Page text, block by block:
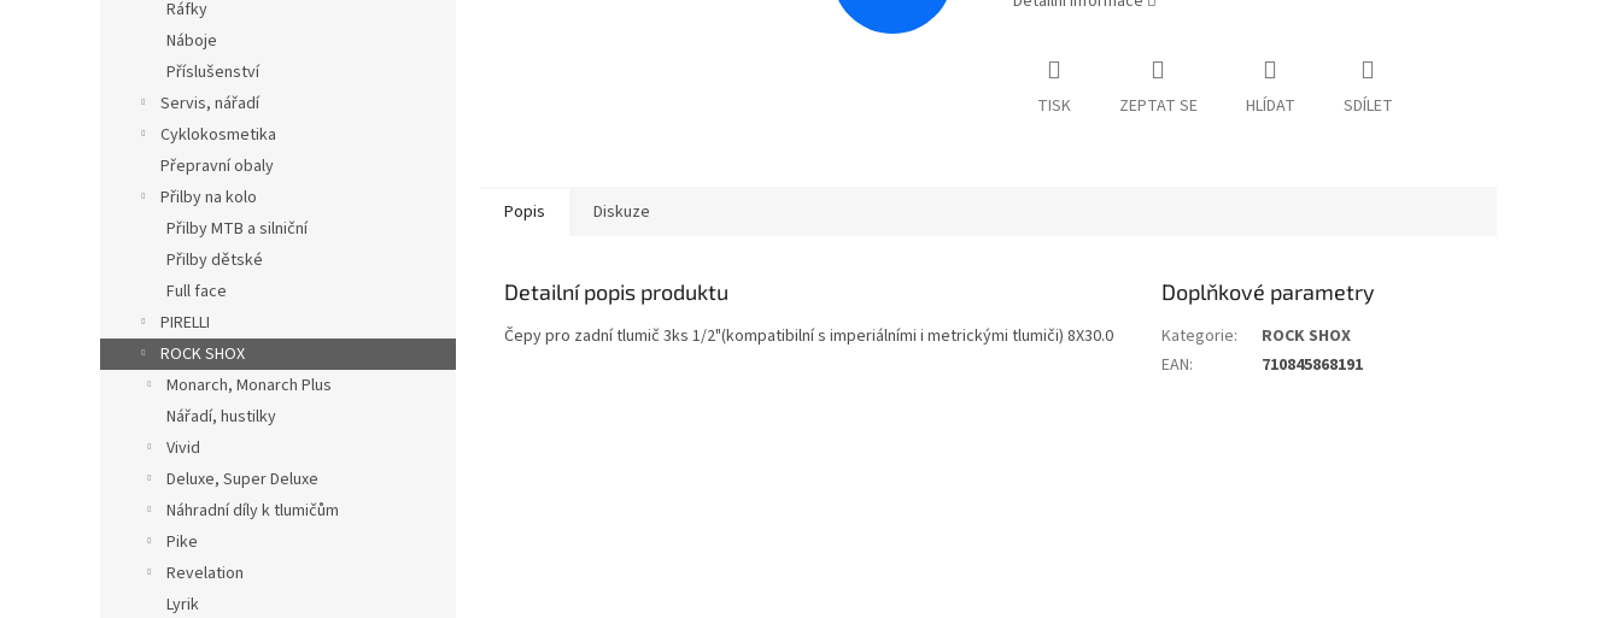
Ráfky
Náboje
Příslušenství
Servis, nářadí
Cyklokosmetika
Přepravní obaly
Přilby na kolo
Přilby MTB a silniční
Přilby dětské
Full face
PIRELLI
ROCK SHOX
Monarch, Monarch Plus
Nářadí, hustilky
Vivid
Deluxe, Super Deluxe
Náhradní díly k tlumičům
Pike
Revelation
Lyrik
TISK ZEPTAT SE HLÍDAT SDÍLET
Popis Diskuze
Detailní popis produktu
Čepy pro zadní tlumič 3ks 1/2"(kompatibilní s imperiálními i metrickými tlumiči) 8X30.0
Doplňkové parametry
Kategorie:
ROCK SHOX
EAN: 710845868191